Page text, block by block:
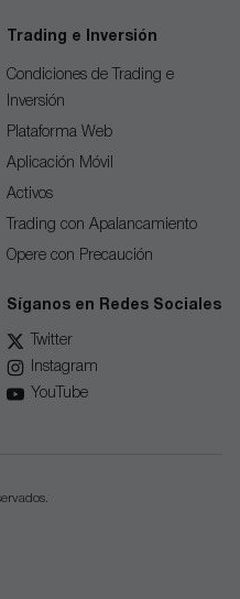
Trading e Inversión
Condiciones de Trading e
Inversión
Plataforma Web
Aplicación Móvil
Activos
Trading con Apalancamiento
Opere con Precaución
Síganos en Redes Sociales
Twitter
Instagram
YouTube